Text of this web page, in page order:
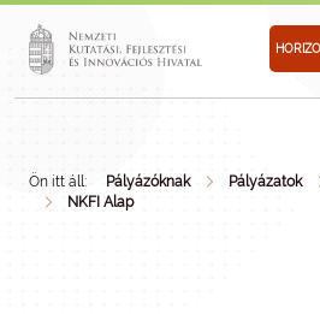
Ön itt áll: Pályázóknak Pályázatok
NKFI Alap